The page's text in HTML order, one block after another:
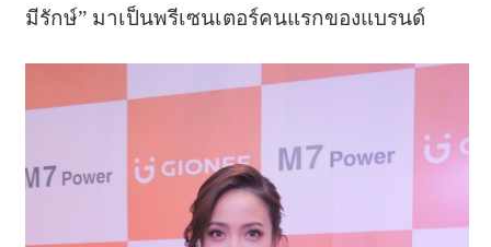
มีรักษ์” มาเป็นพรีเซนเตอร์คนแรกของแบรนด์